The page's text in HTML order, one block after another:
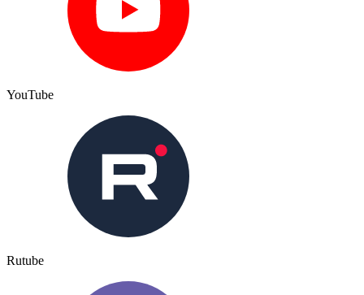
YouTube
Rutube